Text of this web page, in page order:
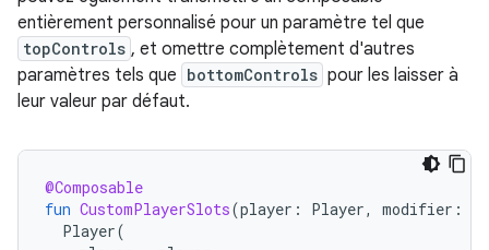
entièrement personnalisé pour un paramètre tel que
topControls , et omettre complètement d'autres
paramètres tels que bottomControls pour les laisser à
leur valeur par défaut.
@Composable
fun CustomPlayerSlots(player : Player, modifier :
Player(